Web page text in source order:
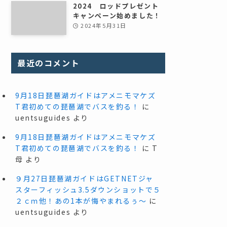
2024 ロッドプレゼント
キャンペーン始めました！
2024年5月31日
最近のコメント
9月18日琵琶湖ガイドはアメニモマケズ
T君初めての琵琶湖でバスを釣る！
に
uentsuguides より
9月18日琵琶湖ガイドはアメニモマケズ
T君初めての琵琶湖でバスを釣る！
に T
母 より
９月27日琵琶湖ガイドはGETNETジャ
スターフィッシュ3.5ダウンショットで５
２ｃｍ他！あの1本が悔やまれるぅ～ に
uentsuguides より